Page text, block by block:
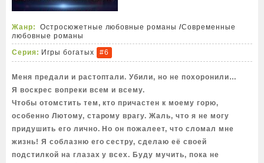
Жанр: Остросюжетные любовные романы /Современные
любовные романы
Серия: Игры богатых #6
Меня предали и растоптали. Убили, но не похоронили…
Я воскрес вопреки всем и всему.
Чтобы отомстить тем, кто причастен к моему горю,
особенно Лютому, старому врагу. Жаль, что я не могу
придушить его лично. Но он пожалеет, что сломал мне
жизнь! Я соблазню его сестру, сделаю её своей
подстилкой на глазах у всех. Буду мучить, пока не